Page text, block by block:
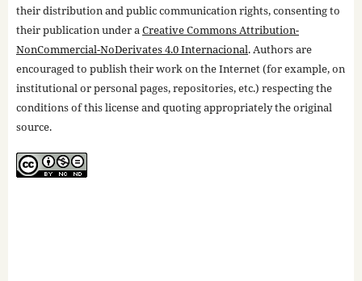
their distribution and public communication rights, consenting to
their publication under aCreative Commons Attribution-
NonCommercial-NoDerivates 4.0 Internacional. Authors are
encouraged to publish their work on the Internet (for example, on
institutional or personal pages, repositories, etc.) respecting the
conditions of this license and quoting appropriately the original
source.